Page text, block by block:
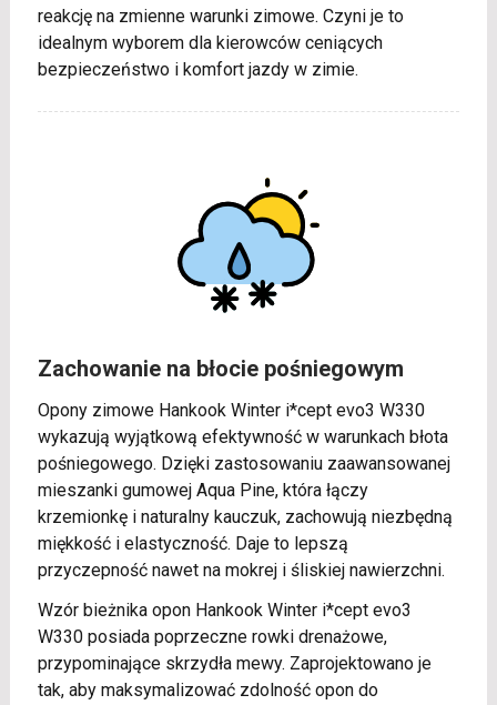
reakcję na zmienne warunki zimowe. Czyni je to
idealnym wyborem dla kierowców ceniących
bezpieczeństwo i komfort jazdy w zimie.
Zachowanie na błocie pośniegowym
Opony zimowe Hankook Winter i*cept evo3 W330
wykazują wyjątkową efektywność w warunkach błota
pośniegowego. Dzięki zastosowaniu zaawansowanej
mieszanki gumowej Aqua Pine, która łączy
krzemionkę i naturalny kauczuk, zachowują niezbędną
miękkość i elastyczność. Daje to lepszą
przyczepność nawet na mokrej i śliskiej nawierzchni.
Wzór bieżnika opon Hankook Winter i*cept evo3
W330 posiada poprzeczne rowki drenażowe,
przypominające skrzydła mewy. Zaprojektowano je
tak, aby maksymalizować zdolność opon do